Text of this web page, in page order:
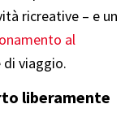
ricreative – e un
al
di viaggio.
liberamente